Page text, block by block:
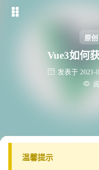

原创
Vue3如何
 发表于 2021-

温馨提示